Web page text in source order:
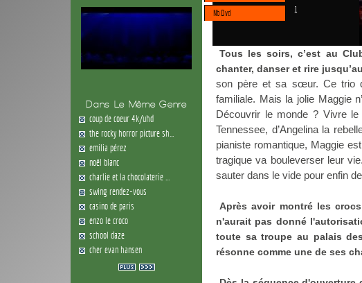
Dans Le Même Genre
coup de coeur 4k/uhd
the rocky horror picture sh...
emilia pérez
noël blanc
charlie et la chocolaterie ...
swing rendez-vous
casino de paris
enzo le croco
school daze
cher evan hansen
Nb Dvd 1
Tous les soirs, c’est au
chanter, danser et rire
son père et sa sœur. Ce trio
familiale. Mais la jolie Maggie
Découvrir le monde ? Vivre
Tennessee, d’Angelina la
pianiste romantique, Maggie
tragique va bouleverser leur
sauter dans le vide pour enfin
Après avoir montré les
n'aurait pas donné
toute sa troupe au palais
résonne comme une de ses